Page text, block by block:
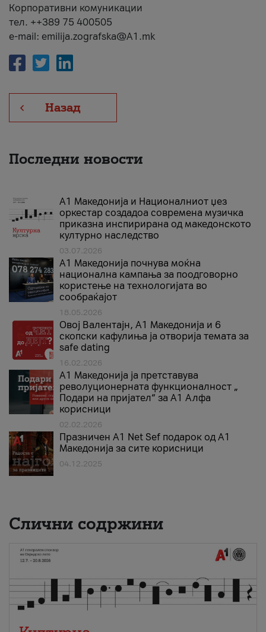
Корпоративни комуникации
тел. ++389 75 400505
e-mail: emilija.zografska@A1.mk
Назад
Последни новости
А1 Македонија и Националниот џез
оркестар создадоа современа музичка
приказна инспирирана од македонското
културно наследство
03.07.2026
A1 Македонија почнува моќна
национална кампања за поодговорно
користење на технологијата во
сообраќајот
18.05.2026
Овој Валентајн, A1 Македонија и 6
скопски кафулиња ја отворија темата за
safe dating
16.02.2026
А1 Македонија ја претставува
револуционерната функционалност „
Подари на пријател“ за А1 Алфа
корисници
02.02.2026
Празничен A1 Net Sеf подарок од А1
Македонија за сите корисници
04.12.2025
Слични содржини